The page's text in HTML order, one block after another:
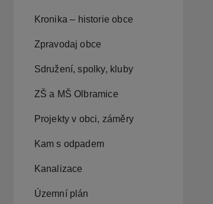
Kronika – historie obce
Zpravodaj obce
Sdružení, spolky, kluby
ZŠ a MŠ Olbramice
Projekty v obci, záměry
Kam s odpadem
Kanalizace
Územní plán